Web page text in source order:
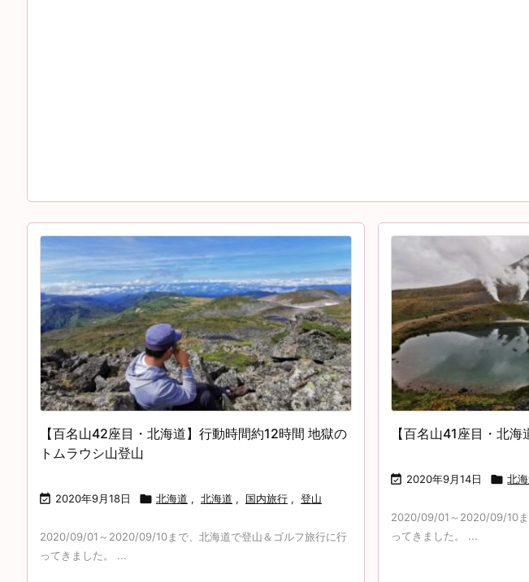
【百名山42座目・北海道】行動時間約12時間 地獄の
トムラウシ山登山
 2020年9月18日  北海道 , 北海道 , 国内旅行 , 登山
2020/09/01～2020/09/10まで、北海道で登山＆ゴルフ旅行に行
ってきました。 ...
【百名山41座目・北
 2020年9月14日  北
2020/09/01～2020/09/10ま
ってきました。 ...